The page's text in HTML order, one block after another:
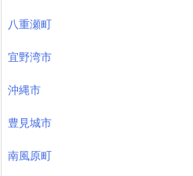
八重瀬町
宜野湾市
沖縄市
豊見城市
南風原町